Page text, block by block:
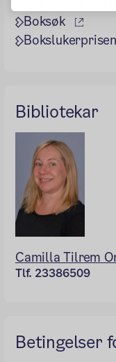
Boksøk
Bokslukerprisen
Bibliotekar
Camilla Tilrem
Tlf. 23386509
Betingelser